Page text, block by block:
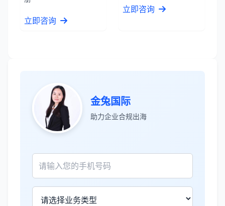
立即咨询
立即咨询
金兔国际
助力企业合规出海
张先生 ★★★★★
James Wilson ★★★★★
金兔国际帮我们完成了泰国建厂的所有法